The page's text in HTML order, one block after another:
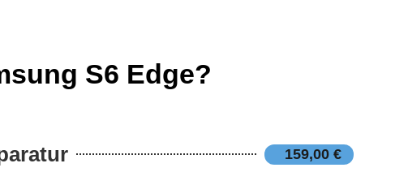
S6 Edge?
159,00 €